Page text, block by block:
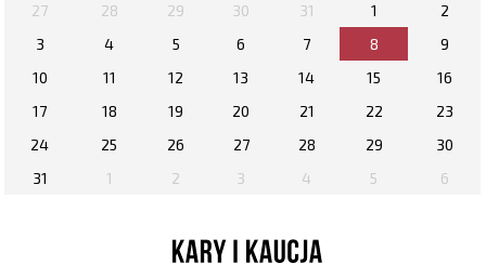
27
28 29 30 31 1
2
3
4 5 6 7 8
9
10
11 12 13 14 15
16
17
18 19 20 21 22
23
24
25 26 27 28 29
30
31
1 2 3 4 5 6